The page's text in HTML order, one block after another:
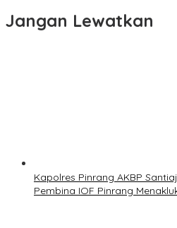
Jangan Lewatkan
Kapolres Pinrang AKBP
Pembina IOF Pinrang